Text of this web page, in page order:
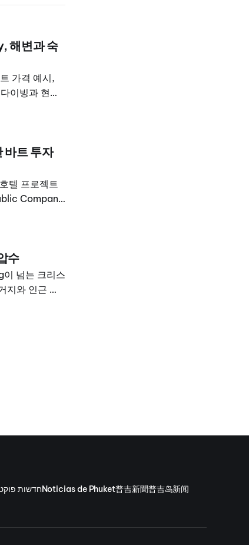
해변과 숙
가격 예시,
이빙과 현실
바트 투자
텔 프로젝트
Company
바트 규모의
수
이 넘는 크리스
지와 인근 은
약류를 포장
חדשותNoticias de Phuket普吉新聞普吉岛新闻